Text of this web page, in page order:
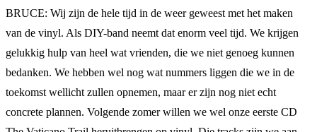
BRUCE: Wij zijn de hele tijd in de weer geweest met het maken
van de vinyl. Als DIY-band neemt dat enorm veel tijd. We krijgen
gelukkig hulp van heel wat vrienden, die we niet genoeg kunnen
bedanken. We hebben wel nog wat nummers liggen die we in de
toekomst wellicht zullen opnemen, maar er zijn nog niet echt
concrete plannen. Volgende zomer willen we wel onze eerste CD